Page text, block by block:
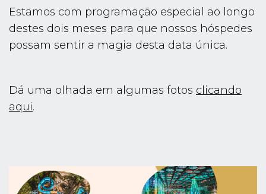
Estamos com programação especial ao longo
destes dois meses para que nossos hóspedes
possam sentir a magia desta data única.
Dá uma olhada em algumas fotos clicando
aqui.